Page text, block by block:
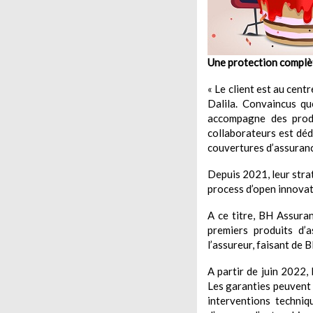
Une protection
« Le client est au
Dalila. Convaincus
accompagne des
collaborateurs est
couvertures
Depuis 2021, leur
process d’open
A ce titre, BH
premiers produits
l’assureur, faisant de
A partir de juin 2022,
Les garanties peuvent
interventions